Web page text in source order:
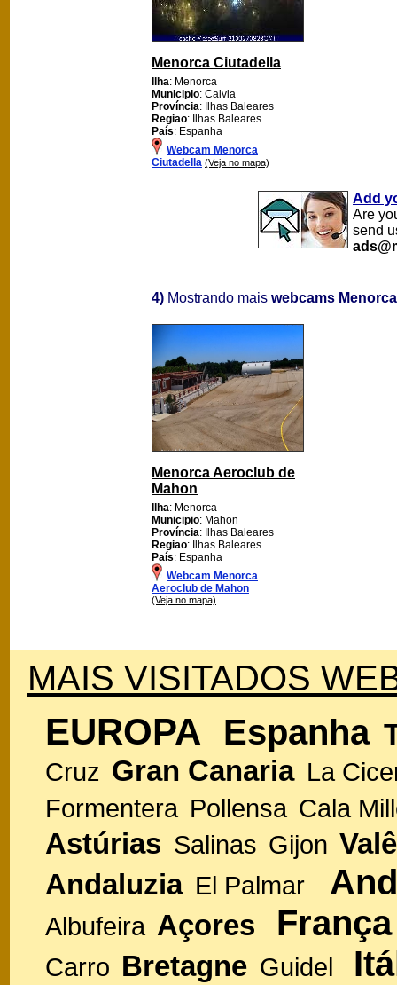
Menorca Ciutadella
Ilha: Menorca
Municipio: Calvia
Província: Ilhas Baleares
Regiao: Ilhas Baleares
País: Espanha
Webcam Menorca
Ciutadella (Veja no mapa)
Add
Are
send
4) Mostrando mais webcams Menorca
Menorca Aeroclub de
Mahon
Ilha: Menorca
Municipio: Mahon
Província: Ilhas Baleares
Regiao: Ilhas Baleares
País: Espanha
Webcam Menorca
Aeroclub de Mahon
(Veja no mapa)
MAIS VISITADOS
EUROPA Espanha
Cruz Gran Canaria La
Formentera Pollensa Cala
Astúrias Salinas Gijon
Andaluzia El Palmar
Albufeira Açores França
Carro Bretagne Guidel